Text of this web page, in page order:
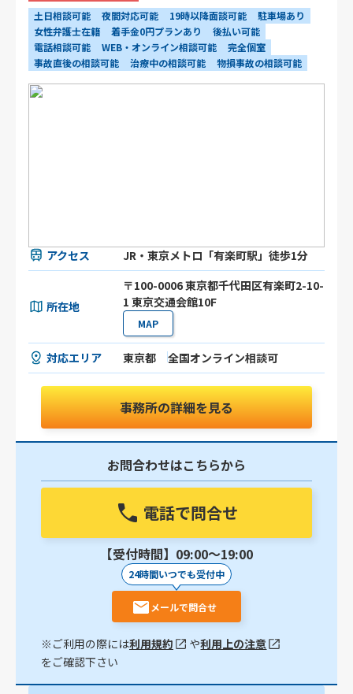
土日相談可能 夜間対応可能 19時以降面談可能
駐車場あり
女性弁護士在籍
着手金0円プランあり
後払い可能
電話相談可能
WEB・オンライン相談可能
完全個室
事故直後の相談可能
治療中の相談可能 物損事故の相談可能
アクセス JR・東京メトロ「有楽町駅」徒歩1分
所在地
〒100-0006 東京都千代田区有楽町2-10-
1 東京交通会館10F
MAP
対応エリア 東京都 全国オンライン相談可
事務所の詳細を見る
お問合わせはこちらから
電話で問合せ
【受付時間】09:00〜19:00
24時間いつでも受付中
メールで問合せ
※ご利用の際には利用規約 や利用上の注意
をご確認下さい